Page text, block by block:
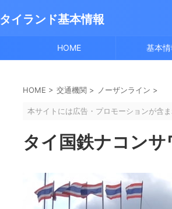
タイランド基本情報
HOME 基本
HOME > 交通機関 > ノーザンライン >
本サイトには広告・プロモーションが含
タイ国鉄ナコン